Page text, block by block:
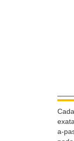
a-